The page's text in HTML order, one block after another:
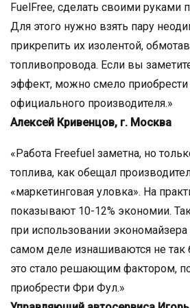
FuelFree, сделать своими руками
Для этого нужно взять пару
прикрепить их изолентой,
топливопровода. Если вы
эффект, можно смело приобрести
официального производителя.»
Алексей Кривенцов, г. Москва
«Работа Freefuel заметна, но
топлива, как обещал
«маркетинговая уловка». На
показывают 10-12% экономии.
при использовании экономайзера
самом деле изнашиваются не так
это стало решающим фактором,
приобрести Фри Фул.»